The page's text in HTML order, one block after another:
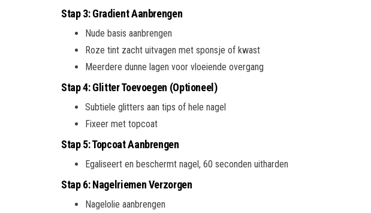
Stap 3: Gradient Aanbrengen
Nude basis aanbrengen
Roze tint zacht uitvagen met sponsje of kwast
Meerdere dunne lagen voor vloeiende overgang
Stap 4: Glitter Toevoegen (Optioneel)
Subtiele glitters aan tips of hele nagel
Fixeer met topcoat
Stap 5: Topcoat Aanbrengen
Egaliseert en beschermt nagel, 60 seconden uitharden
Stap 6: Nagelriemen Verzorgen
Nagelolie aanbrengen